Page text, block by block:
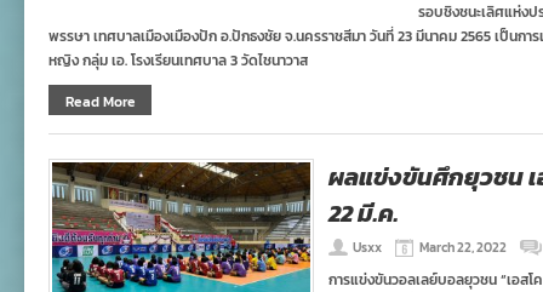
รอบชิงชนะเลิศแห่งป
พรรษา เทศบาลเมืองเมืองปัก อ.ปักธงชัย จ.นครราชสีมา วันที่ 23 มีนาคม 2565 เป็นก
หญิง กลุ่ม เอ. โรงเรียนเทศบาล 3 วัดไชนาวาส
Read More
ผลแข่งขันศึกยุวชน เ
22 มี.ค.
Usxx March 22, 2022
การแข่งขันวอลเลย์บอลยุวชน “เอสโ